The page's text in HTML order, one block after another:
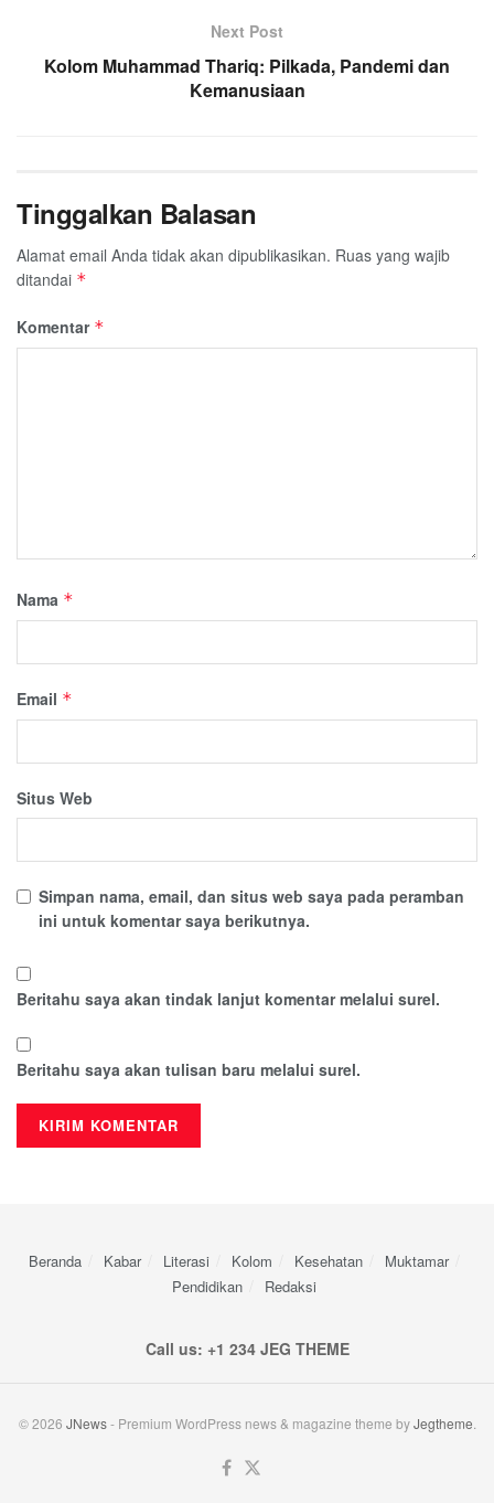
Next Post
Kolom Muhammad Thariq: Pilkada, Pandemi dan
Kemanusiaan
Tinggalkan Balasan
Alamat email Anda tidak akan dipublikasikan. Ruas yang wajib
ditandai *
Komentar *
Nama *
Email *
Situs Web
Simpan nama, email, dan situs web saya pada peramban
ini untuk komentar saya berikutnya.
Beritahu saya akan tindak lanjut komentar melalui surel.
Beritahu saya akan tulisan baru melalui surel.
Beranda Kabar Literasi Kolom Kesehatan
Muktamar
Pendidikan
Redaksi
Call us: +1 234 JEG THEME
© 2026 JNews- Premium WordPress news & magazine theme byJegtheme